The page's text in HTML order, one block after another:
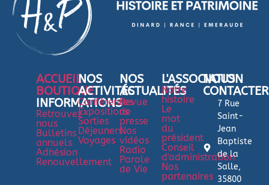
ACCUEIL
BOUTIQUE
INFORMATIONS
Retrouvez-
nous
Bulletins
annuels
Adhésion
Renouvellement
NOS
ACTIVITÉS
Conférences
Expositions
Sorties
Déjeuners
Voyages
NOS
ACTUALITÉS
Revue
de
presse
Nos
vidéos
Radio
Parole
de Vie
L'ASSOCIATION
Notre
histoire
Le
mot
du
président
Conseil
d'administration
Nos
partenaires
NOUS
CONTACTER
7 Rue
Saint-
Jean
Baptiste
de la
Salle,
35800